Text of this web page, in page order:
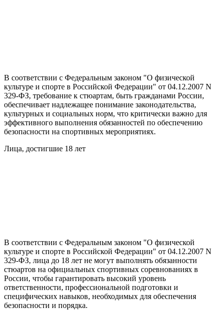
В соответствии с Федеральным законом "О физической
культуре и спорте в Российской Федерации" от 04.12.2007 N
329-ФЗ, требование к стюартам, быть гражданами России,
обеспечивает надлежащее понимание законодательства,
культурных и социальных норм, что критически важно для
эффективного выполнения обязанностей по обеспечению
безопасности на спортивных мероприятиях.
Лица, достигшие 18 лет
В соответствии с Федеральным законом "О физической
культуре и спорте в Российской Федерации" от 04.12.2007 N
329-ФЗ, лица до 18 лет не могут выполнять обязанности
стюартов на официальных спортивных соревнованиях в
России, чтобы гарантировать высокий уровень
ответственности, профессиональной подготовки и
специфических навыков, необходимых для обеспечения
безопасности и порядка.